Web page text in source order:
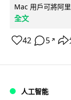
Mac 用戶可將阿
全文
42 5 ↗
人工智能